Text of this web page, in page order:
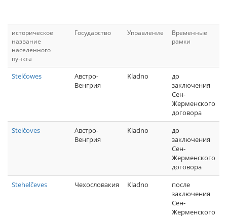
историческое
название
населенного
пункта
Государство Управление
Временные
рамки
Stelčowes
Австро-
Венгрия
Kladno
до
заключения
Сен-
Жерменского
договора
Stelčoves
Австро-
Венгрия
Kladno
до
заключения
Сен-
Жерменского
договора
Stehelčeves
Чехословакия Kladno
после
заключения
Сен-
Жерменского